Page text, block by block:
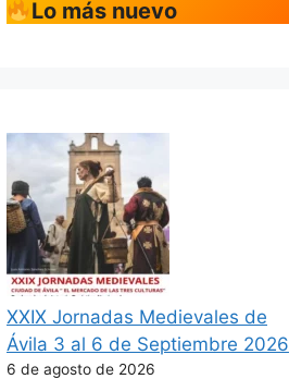
Lo más nuevo
XXIX Jornadas Medievales de
Ávila 3 al 6 de Septiembre 2026
6 de agosto de 2026